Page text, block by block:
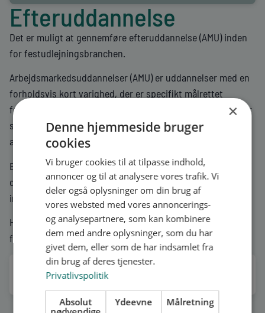
Efteruddannelse
Det er muligt at gennemføre efteruddannelse (AMU) inden
for festudlejningsbranchen.
Arbejdsmarkedsuddannelser (AMU) er uddannelser med en
forholdsvis kort varighed, der er specifikt målrettet
festudlejningsbranchen. Arbejdsmarkedsuddannelserne er
således erhvervsrettede, og altid vinklet mod
arbejdsmarkedet.
Efteruddannelse (AMU) for festudlejningsbranchen findes i
den fælles kompetencebeskrivelse (FKB), der bl.a.
indeholder en beskrivelse af branchen.
Her er også en liste over hvilke kurser, der er tilknyttet
fagområdet.
FÆLLES KOMPETENCEBESKRIVELSE OG
VOKSENUDDANNELSE.DK
×
Denne hjemmeside bruger
cookies
Vi bruger cookies til at tilpasse indhold,
annoncer og til at analysere vores trafik. Vi
deler også oplysninger om din brug af
vores websted med vores annoncerings-
og analysepartnere, som kan kombinere
dem med andre oplysninger, som du har
givet dem, eller som de har indsamlet fra
din brug af deres tjenester.
Privatlivspolitik
Absolut
Ydeevne Målretning